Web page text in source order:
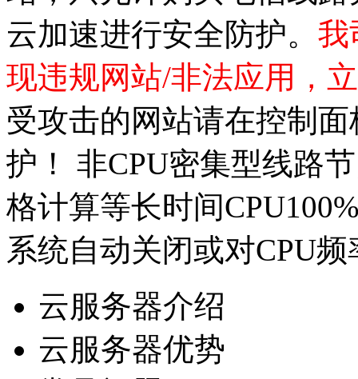
云加速进行安全防护。 我
现违规网站/非法应用，
受攻击的网站请在控制
护！ 非CPU密集型线路
格计算等长时间
系统自动关闭或对CPU
云服务器介绍
云服务器优势